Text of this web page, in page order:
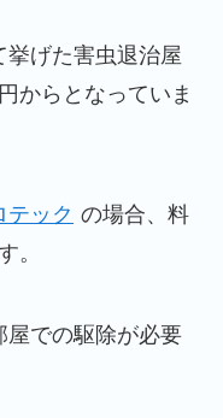
げた害虫退治屋
からとなっていま
テック の場合、料
。
屋での駆除が必要